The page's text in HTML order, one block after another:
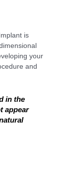
is
your
and
in the
appear